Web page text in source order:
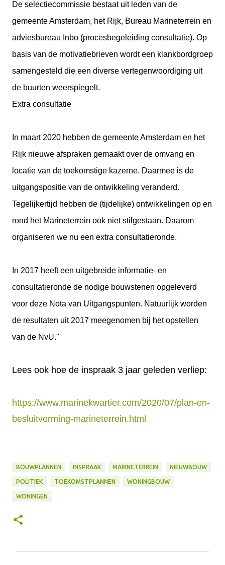
De selectiecommissie bestaat uit leden van de
gemeente Amsterdam, het Rijk, Bureau Marineterrein en
adviesbureau Inbo (procesbegeleiding consultatie). Op
basis van de motivatiebrieven wordt een klankbordgroep
samengesteld die een diverse vertegenwoordiging uit
de buurten weerspiegelt.
Extra consultatie
In maart 2020 hebben de gemeente Amsterdam en het
Rijk nieuwe afspraken gemaakt over de omvang en
locatie van de toekomstige kazerne. Daarmee is de
uitgangspositie van de ontwikkeling veranderd.
Tegelijkertijd hebben de (tijdelijke) ontwikkelingen op en
rond het Marineterrein ook niet stilgestaan. Daarom
organiseren we nu een extra consultatieronde.
In 2017 heeft een uitgebreide informatie- en
consultatieronde de nodige bouwstenen opgeleverd
voor deze Nota van Uitgangspunten. Natuurlijk worden
de resultaten uit 2017 meegenomen bij het opstellen
van de NvU."
Lees ook hoe de inspraak 3 jaar geleden verliep:
https://www.marinekwartier.com/2020/07/plan-en-
besluitvorming-marineterrein.html
BOUWPLANNEN INSPRAAK MARINETERREIN NIEUWBOUW
POLITIEK TOEKOMSTPLANNEN WONINGBOUW
WONINGEN